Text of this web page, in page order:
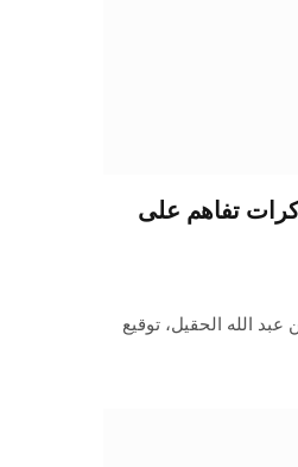
يشهد توقيع “الوطنية للإسكان” 5 مذكرات تفاهم على
الله الحقيل، توقيع